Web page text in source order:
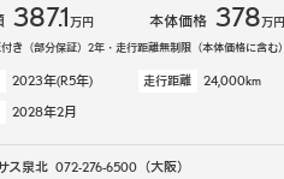
387.1万円 本体価格 378万円
き（部分保証）2年・走行距離無制限（本体価格に含む）
2023年(R5年) 走行距離 24,000km
2028年2月
ス泉北 072-276-6500（大阪）